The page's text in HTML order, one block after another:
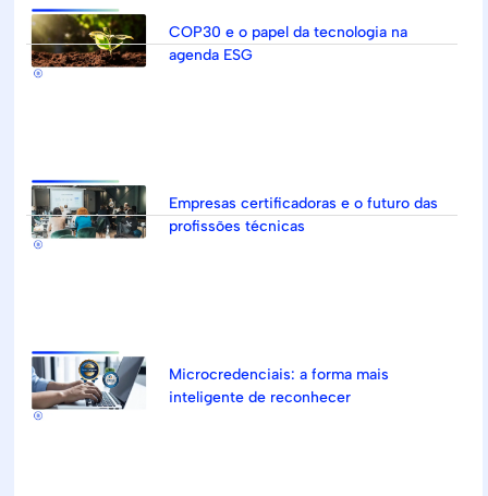
COP30 e o papel da tecnologia na
agenda ESG
Empresas certificadoras e o futuro das
profissões técnicas
Microcredenciais: a forma mais
inteligente de reconhecer